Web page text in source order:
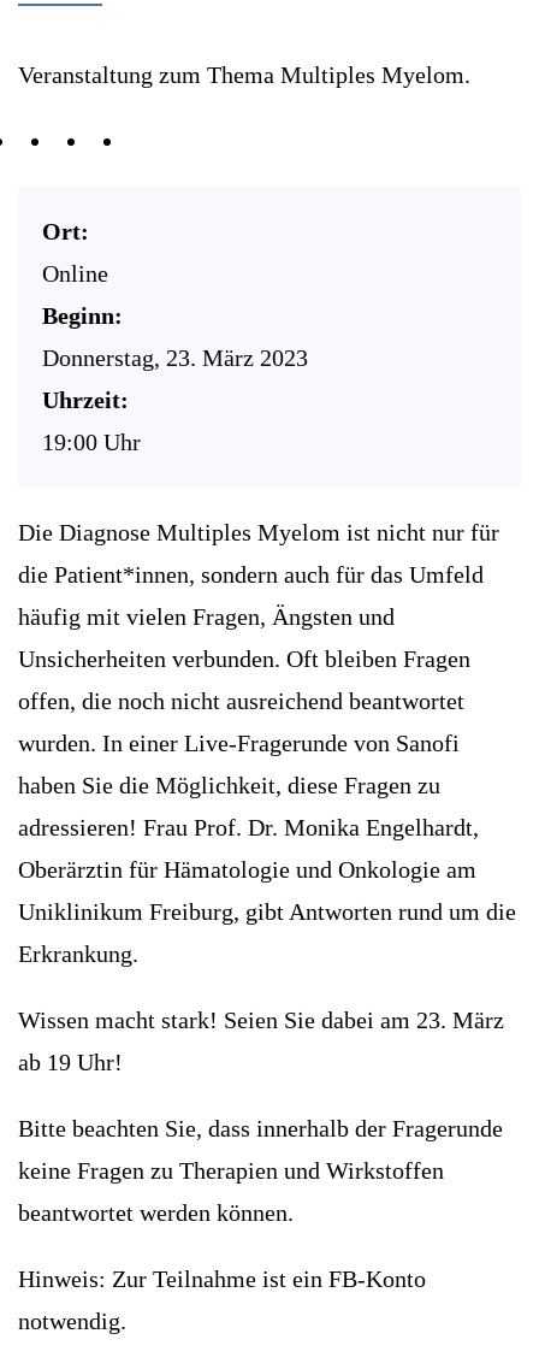
Veranstaltung zum Thema Multiples Myelom.
Ort:
Online
Beginn:
Donnerstag, 23. März 2023
Uhrzeit:
19:00 Uhr
Die Diagnose Multiples Myelom ist nicht nur für
die Patient*innen, sondern auch für das Umfeld
häufig mit vielen Fragen, Ängsten und
Unsicherheiten verbunden. Oft bleiben Fragen
offen, die noch nicht ausreichend beantwortet
wurden. In einer Live-Fragerunde von Sanofi
haben Sie die Möglichkeit, diese Fragen zu
adressieren! Frau Prof. Dr. Monika Engelhardt,
Oberärztin für Hämatologie und Onkologie am
Uniklinikum Freiburg, gibt Antworten rund um die
Erkrankung.
Wissen macht stark! Seien Sie dabei am 23. März
ab 19 Uhr!
Bitte beachten Sie, dass innerhalb der Fragerunde
keine Fragen zu Therapien und Wirkstoffen
beantwortet werden können.
Hinweis: Zur Teilnahme ist ein FB-Konto
notwendig.